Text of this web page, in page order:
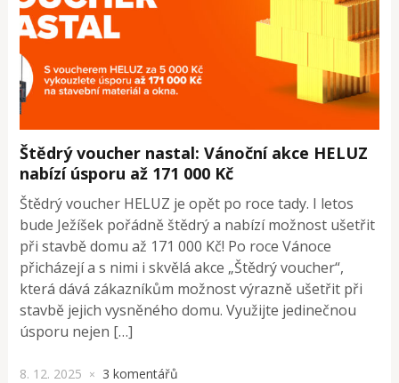
Štědrý voucher nastal: Vánoční akce HELUZ
nabízí úsporu až 171 000 Kč
Štědrý voucher HELUZ je opět po roce tady. I letos
bude Ježíšek pořádně štědrý a nabízí možnost ušetřit
při stavbě domu až 171 000 Kč! Po roce Vánoce
přicházejí a s nimi i skvělá akce „Štědrý voucher“,
která dává zákazníkům možnost výrazně ušetřit při
stavbě jejich vysněného domu. Využijte jedinečnou
úsporu nejen […]
8. 12. 2025 × 3 komentářů